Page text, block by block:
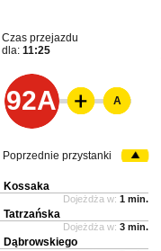
Czas przejazdu
dla: 11:25
92A A
Poprzednie przystanki
Kossaka
Dojeżdża w: 1 min.
Tatrzańska
Dojeżdża w: 3 min.
Dąbrowskiego